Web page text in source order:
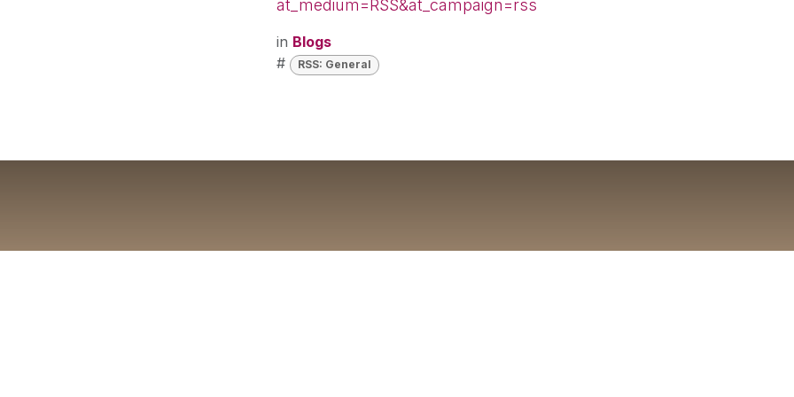
at_medium=RSS&at_campaign=rss
in Blogs
#
RSS: General
China dice que EE.UU. debe